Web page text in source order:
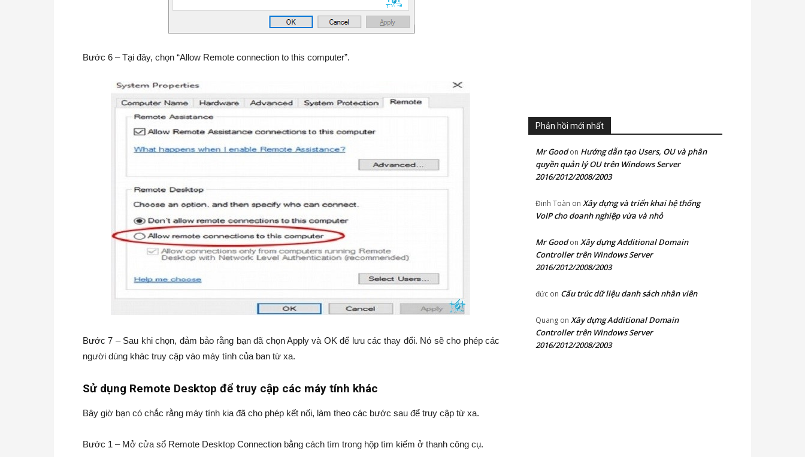
Bước 6 – Tại đây, chọn “Allow Remote connection to this computer”.
Bước 7 – Sau khi chọn, đảm bảo rằng bạn đã chọn Apply và OK để lưu các thay đổi. Nó sẽ cho phép các
người dùng khác truy cập vào máy tính của ban từ xa.
Sử dụng Remote Desktop để truy cập các máy tính khác
Bây giờ bạn có chắc rằng máy tính kia đã cho phép kết nối, làm theo các bước sau để truy cập từ xa.
Bước 1 – Mở cửa sổ Remote Desktop Connection bằng cách tìm trong hộp tìm kiếm ở thanh công cụ.
Phản hồi mới nhất
Mr Goodon Hướng dẫn tạo Users, OU và phân
quyền quản lý OU trên Windows Server
2016/2012/2008/2003
Đinh Toàn on Xây dựng và triển khai hệ thống
VoIP cho doanh nghiệp vừa và nhỏ
Mr Goodon Xây dựng Additional Domain
Controller trên Windows Server
2016/2012/2008/2003
đức on Cấu trúc dữ liệu danh sách nhân viên
Quang on Xây dựng Additional Domain
Controller trên Windows Server
2016/2012/2008/2003